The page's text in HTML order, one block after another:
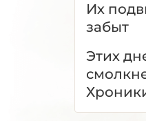
Их
забыт
Этих